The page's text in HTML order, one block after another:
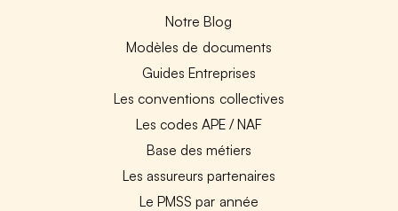
Notre Blog
Modèles de documents
Guides Entreprises
Les conventions collectives
Les codes APE / NAF
Base des métiers
Les assureurs partenaires
Le PMSS par année